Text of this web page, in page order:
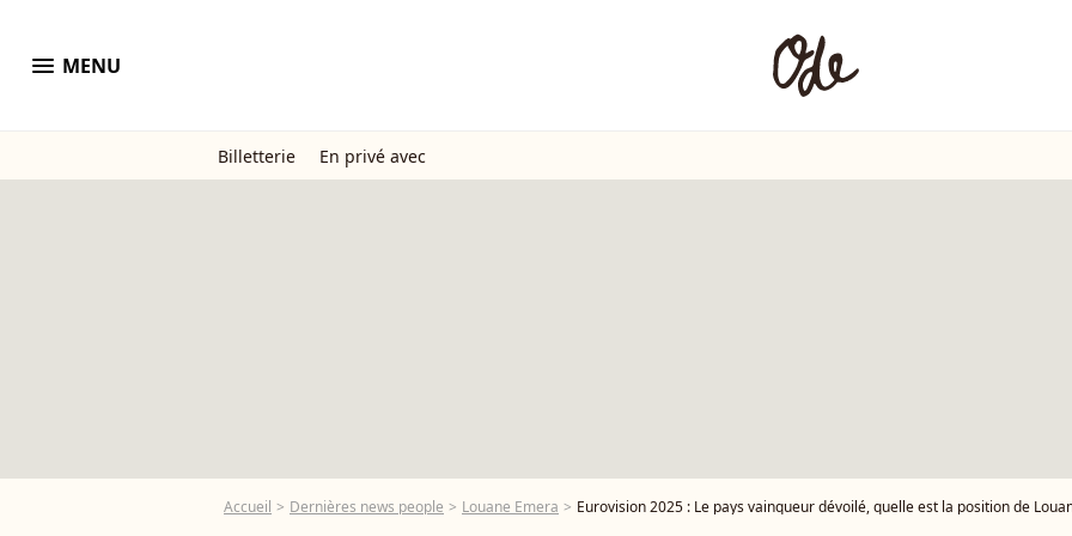
menu MENU
Billetterie En privé avec
Accueil Dernières news people Louane Emera Eurovision 2025 : Le pays vainqueur dévoilé, quelle est la position de